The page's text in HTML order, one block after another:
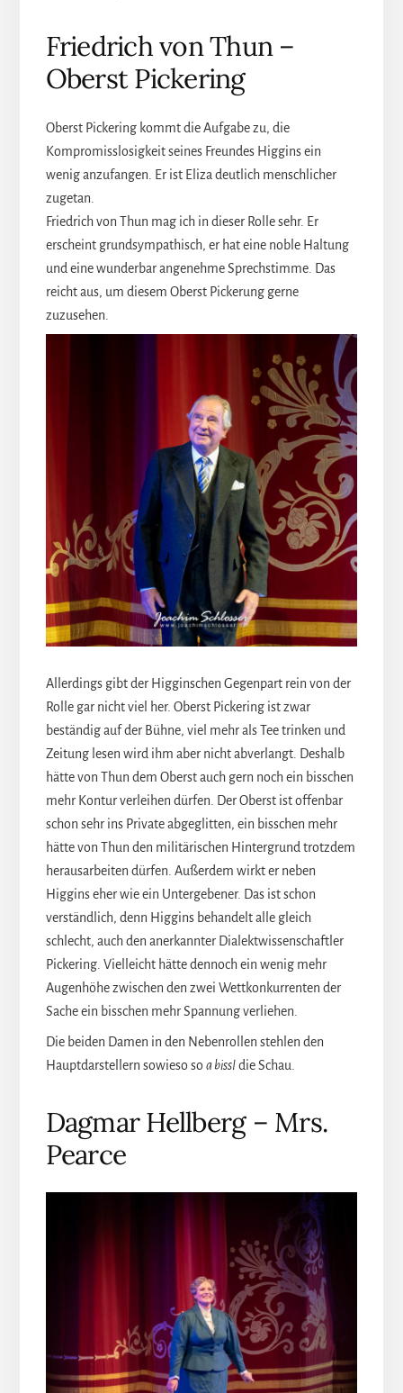
Friedrich von Thun –
Oberst Pickering
Oberst Pickering kommt die Aufgabe zu, die
Kompromisslosigkeit seines Freundes Higgins ein
wenig anzufangen. Er ist Eliza deutlich menschlicher
zugetan.
Friedrich von Thun mag ich in dieser Rolle sehr. Er
erscheint grundsympathisch, er hat eine noble Haltung
und eine wunderbar angenehme Sprechstimme. Das
reicht aus, um diesem Oberst Pickerung gerne
zuzusehen.
Allerdings gibt der Higginschen Gegenpart rein von der
Rolle gar nicht viel her. Oberst Pickering ist zwar
beständig auf der Bühne, viel mehr als Tee trinken und
Zeitung lesen wird ihm aber nicht abverlangt. Deshalb
hätte von Thun dem Oberst auch gern noch ein bisschen
mehr Kontur verleihen dürfen. Der Oberst ist offenbar
schon sehr ins Private abgeglitten, ein bisschen mehr
hätte von Thun den militärischen Hintergrund trotzdem
herausarbeiten dürfen. Außerdem wirkt er neben
Higgins eher wie ein Untergebener. Das ist schon
verständlich, denn Higgins behandelt alle gleich
schlecht, auch den anerkannter Dialektwissenschaftler
Pickering. Vielleicht hätte dennoch ein wenig mehr
Augenhöhe zwischen den zwei Wettkonkurrenten der
Sache ein bisschen mehr Spannung verliehen.
Die beiden Damen in den Nebenrollen stehlen den
Hauptdarstellern sowieso so abissldie Schau.
Dagmar Hellberg – Mrs.
Pearce